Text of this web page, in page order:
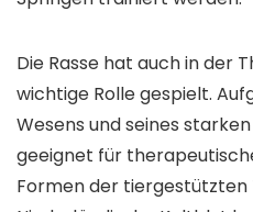
Die Rasse hat auch in der
wichtige Rolle gespielt.
Wesens und seines
geeignet für
Formen der tiergestützten